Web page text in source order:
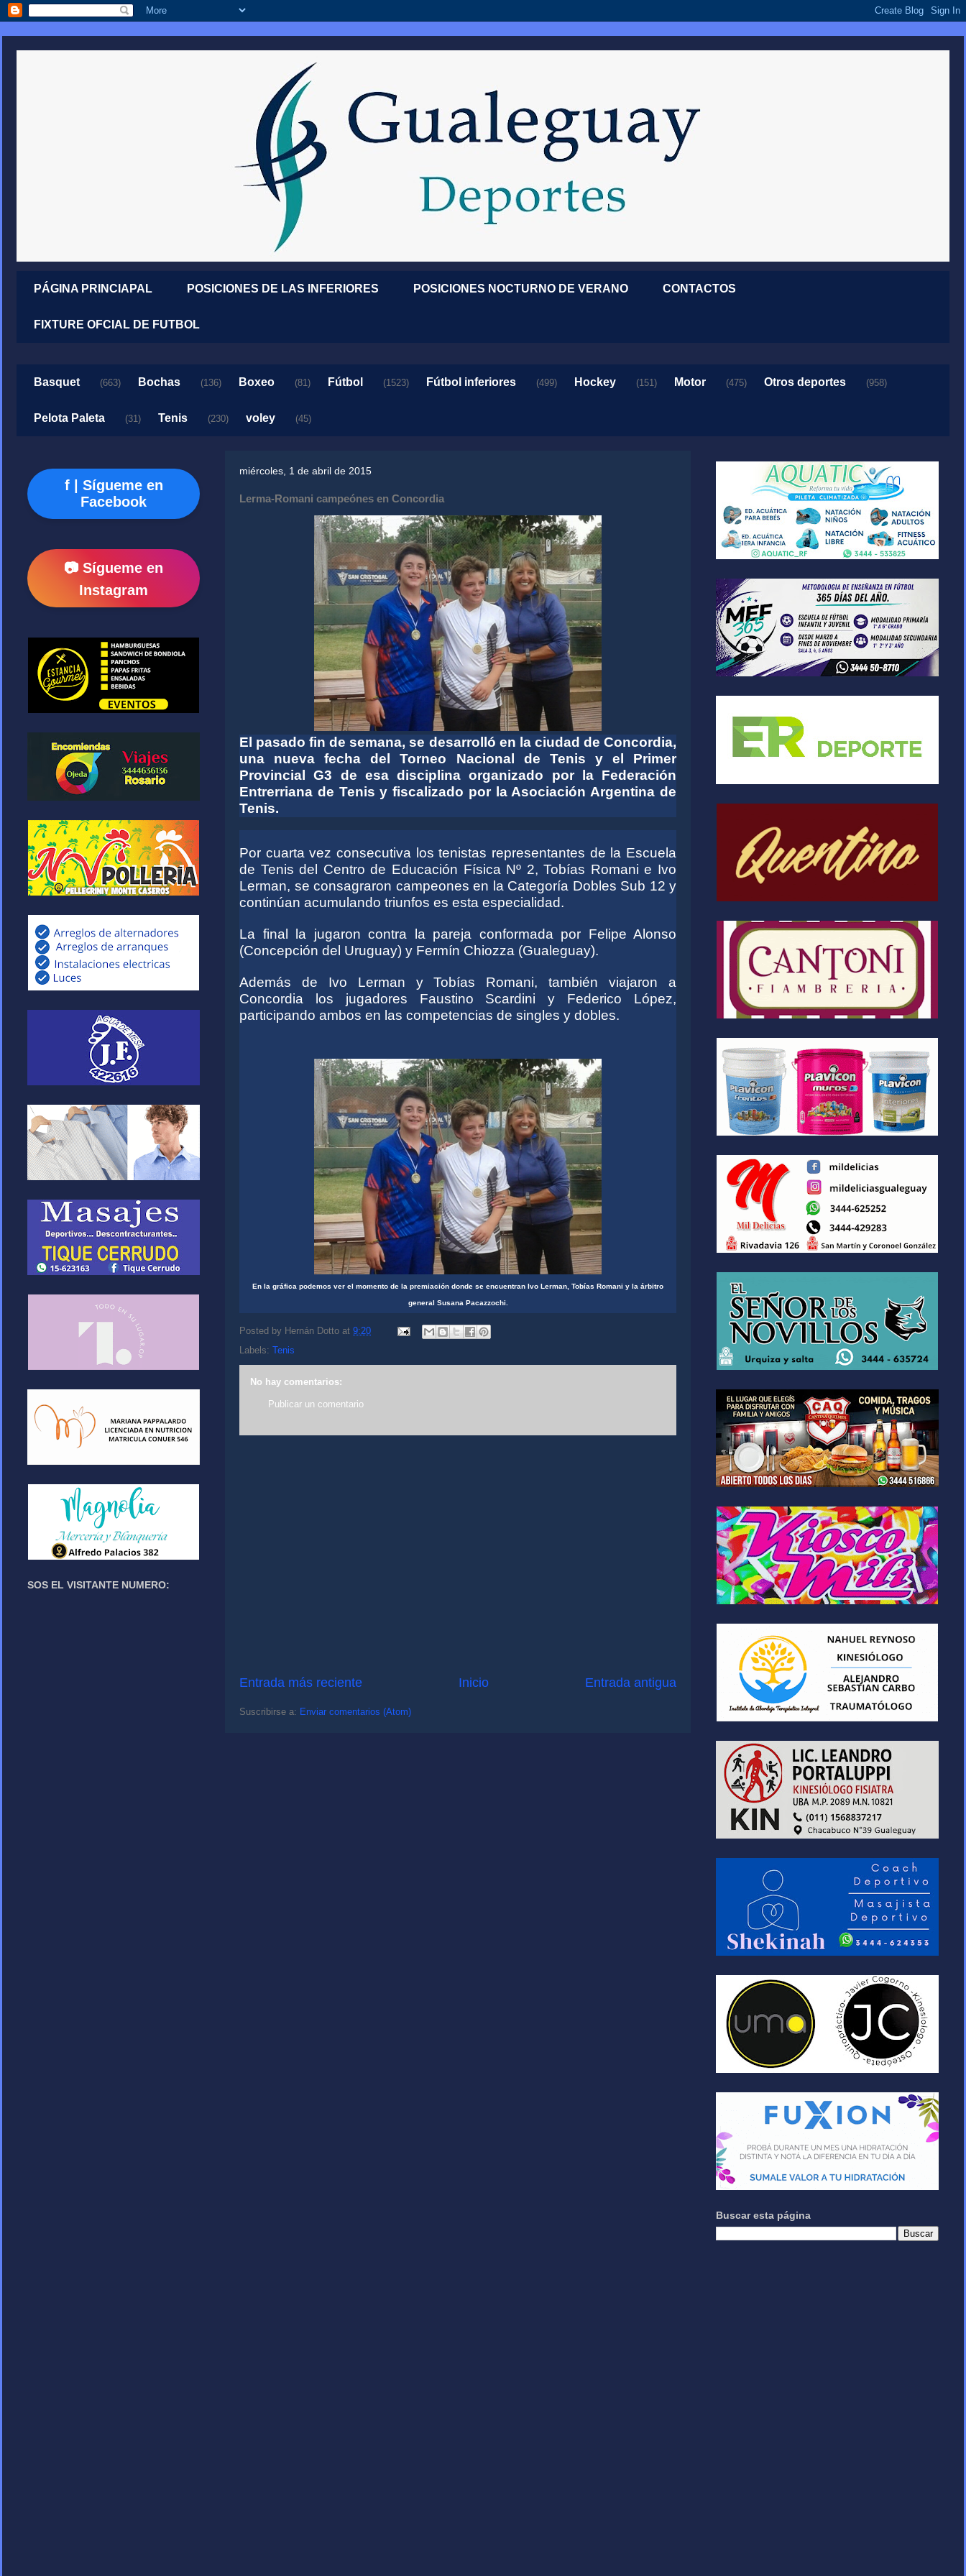
PÁGINA PRINCIAPAL POSICIONES DE LAS INFERIORES POSICIONES NOCTURNO DE VERANO CONTACTOS
FIXTURE OFCIAL DE FUTBOL
Basquet (663) Bochas (136) Boxeo (81) Fútbol (1523) Fútbol inferiores (499) Hockey (151) Motor (475) Otros deportes (958)
Pelota Paleta (31) Tenis (230) voley (45)
miércoles, 1 de abril de 2015
Lerma-Romani campeónes en Concordia
El pasado fin de semana, se desarrolló en la ciudad de Concordia,
una nueva fecha del Torneo Nacional de Tenis y el Primer
Provincial G3 de esa disciplina organizado por la Federación
Entrerriana de Tenis y fiscalizado por la Asociación Argentina de
Tenis.
Por cuarta vez consecutiva los tenistas representantes de la Escuela
de Tenis del Centro de Educación Física Nº 2, Tobías Romani e Ivo
Lerman, se consagraron campeones en la Categoría Dobles Sub 12 y
continúan acumulando triunfos es esta especialidad.
La final la jugaron contra la pareja conformada por Felipe Alonso
(Concepción del Uruguay) y Fermín Chiozza (Gualeguay).
Además de Ivo Lerman y Tobías Romani, también viajaron a
Concordia los jugadores Faustino Scardini y Federico López,
participando ambos en las competencias de singles y dobles.
En la gráfica podemos ver el momento de la premiación donde se encuentran Ivo Lerman, Tobías Romani y la árbitro
general Susana Pacazzochi.
Posted by Hernán Dotto at 9:20
Labels: Tenis
No hay comentarios:
Publicar un comentario
Entrada más reciente Entrada antigua
Inicio
Suscribirse a: Enviar comentarios (Atom)
f | Sígueme en
Facebook
📷 Sígueme en
Instagram
SOS EL VISITANTE NUMERO:
Buscar esta página